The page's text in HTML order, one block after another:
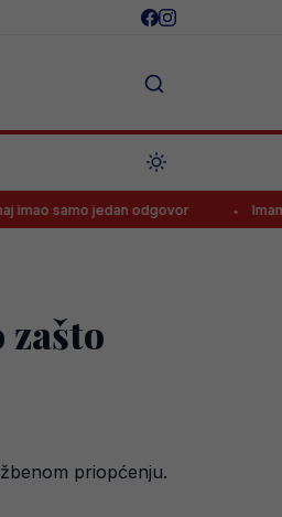
jedan odgovor Imamo transfer
zašto
priopćenju.